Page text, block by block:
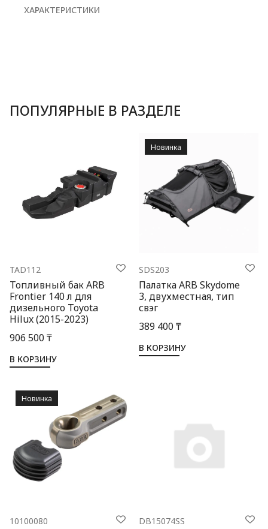
ХАРАКТЕРИСТИКИ
ПОПУЛЯРНЫЕ В РАЗДЕЛЕ
TAD112
Топливный бак ARB
Frontier 140 л для
дизельного Toyota
Hilux (2015-2023)
906 500 ₸
В КОРЗИНУ
SDS203
Палатка ARB Skydome
3, двухместная, тип
свэг
389 400 ₸
В КОРЗИНУ
Новинка
10100080
Новинка
DB15074SS